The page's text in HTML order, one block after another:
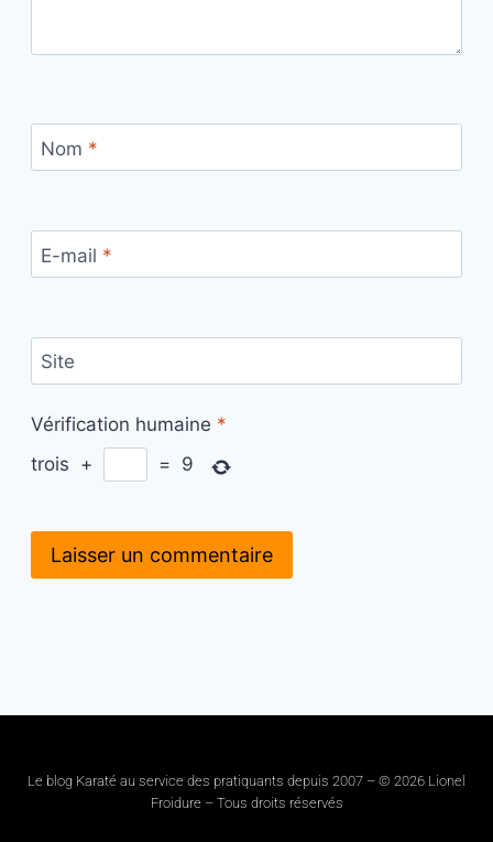
Nom *
E-mail *
Site
Vérification humaine *
trois + = 9
Le blog Karaté au service des pratiquants depuis 2007 – © 2026 Lionel
Froidure – Tous droits réservés